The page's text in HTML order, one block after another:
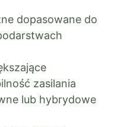
dopasowane do
zasilania
lub hybrydowe